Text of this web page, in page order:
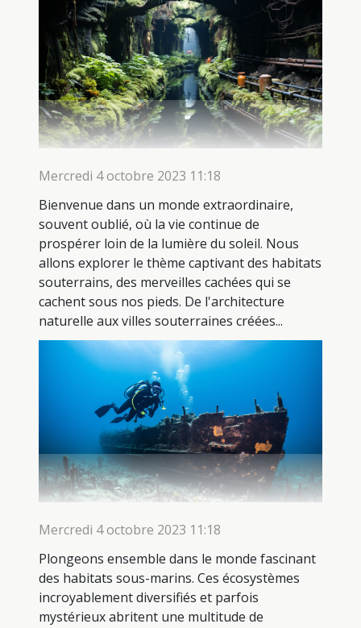
Mercredi 4 octobre 2023 11:18
Bienvenue dans un monde extraordinaire,
souvent oublié, où la vie continue de
prospérer loin de la lumière du soleil. Nous
allons explorer le thème captivant des habitats
souterrains, des merveilles cachées qui se
cachent sous nos pieds. De l'architecture
naturelle aux villes souterraines créées...
Mercredi 4 octobre 2023 11:18
Plongeons ensemble dans le monde fascinant
des habitats sous-marins. Ces écosystèmes
incroyablement diversifiés et parfois
mystérieux abritent une multitude de